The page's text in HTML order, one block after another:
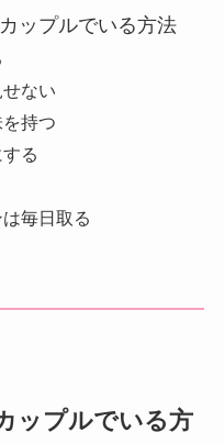
ップルでいる方法
ない
持つ
る
毎日取る
ップルでいる方